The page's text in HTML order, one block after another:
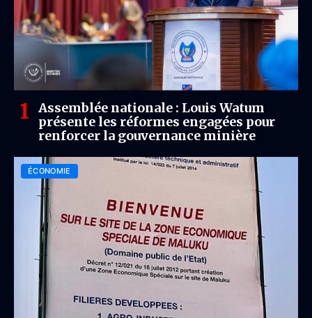
Assemblée nationale : Louis Watum
présente les réformes engagées pour
renforcer la gouvernance minière
ÉCONOMIE